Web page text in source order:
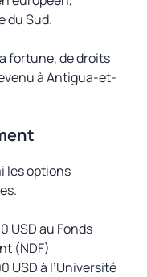
du Sud.
fortune, de droits
à Antigua-et-
les options
USD au Fonds
(NDF)
USD à l’Université